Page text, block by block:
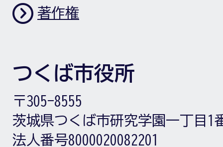
著作権
つくば市役所
〒305-8555
茨城県つくば市研究学園一丁目1
法人番号8000020082201